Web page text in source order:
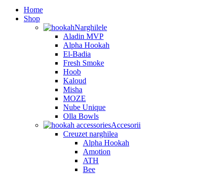
Home
Shop
Narghilele
Aladin MVP
Alpha Hookah
El-Badia
Fresh Smoke
Hoob
Kaloud
Misha
MOZE
Nube Unique
Olla Bowls
Accesorii
Creuzet narghilea
Alpha Hookah
Amotion
ATH
Bee